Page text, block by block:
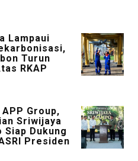
Lampaui
Turun
RKAP
Group,
Sriwijaya
Siap Dukung
Presiden